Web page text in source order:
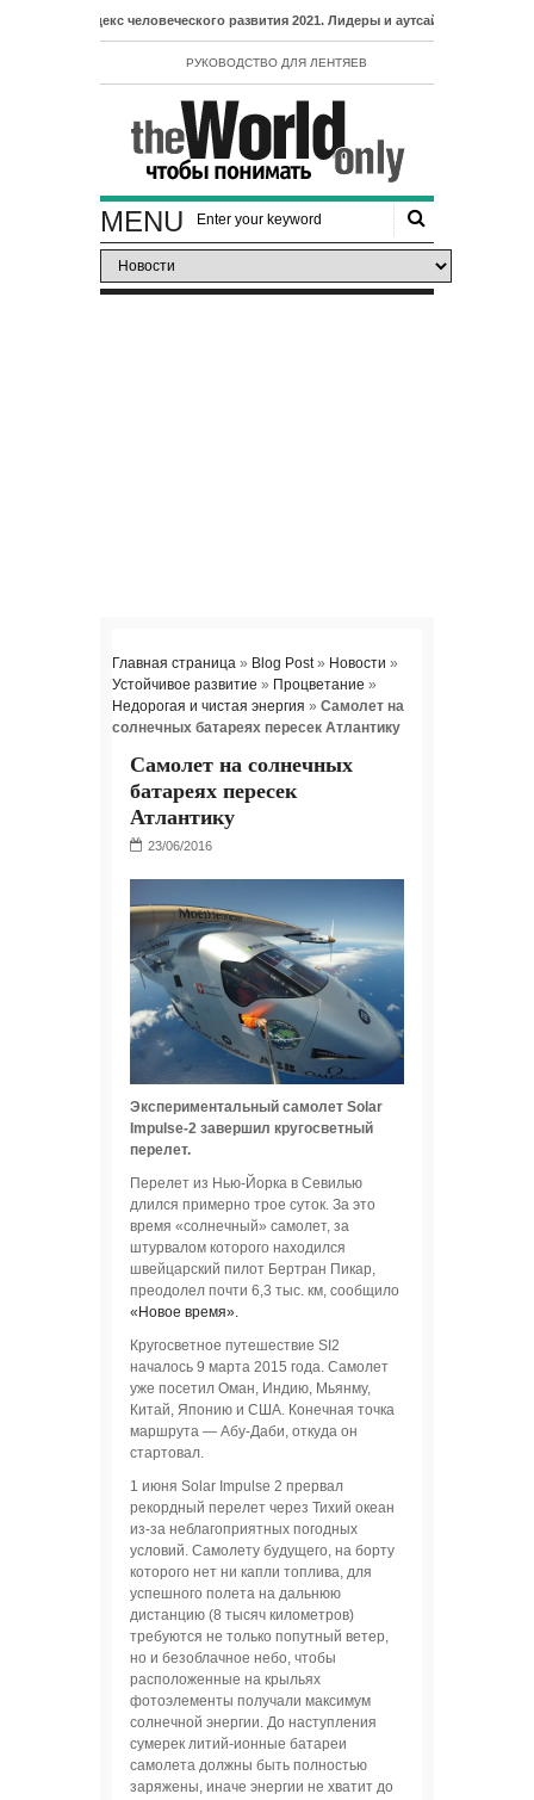
- Индекс человеческого развития 2021. Лидеры и аутсайдеры рейтинга ИЧР
РУКОВОДСТВО ДЛЯ ЛЕНТЯЕВ
MENU
Главная страница » Blog Post» Новости »
Устойчивое развитие » Процветание »
Недорогая и чистая энергия » Самолет на
солнечных батареях пересек Атлантику
Самолет на солнечных
батареях пересек
Атлантику
Экспериментальный самолет Solar
Impulse-2 завершил кругосветный
перелет.
Перелет из Нью-Йорка в Севилью
длился примерно трое суток. За это
время «солнечный» самолет, за
штурвалом которого находился
швейцарский пилот Бертран Пикар,
преодолел почти 6,3 тыс. км, сообщило
«Новое время».
Кругосветное путешествие SI2
началось 9 марта 2015 года. Самолет
уже посетил Оман, Индию, Мьянму,
Китай, Японию и США. Конечная точка
маршрута — Абу-Даби, откуда он
стартовал.
1 июня Solar Impulse 2 прервал
рекордный перелет через Тихий океан
из-за неблагоприятных погодных
условий. Самолету будущего, на борту
которого нет ни капли топлива, для
успешного полета на дальнюю
дистанцию (8 тысяч километров)
требуются не только попутный ветер,
но и безоблачное небо, чтобы
расположенные на крыльях
фотоэлементы получали максимум
солнечной энергии. До наступления
сумерек литий-ионные батареи
самолета должны быть полностью
заряжены, иначе энергии не хватит до